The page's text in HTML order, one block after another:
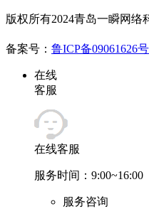
版权所有2024青岛一瞬网络
备案号： 鲁ICP备09061626号
在线
客服
在线客服
服务时间：9:00~16:00
服务咨询